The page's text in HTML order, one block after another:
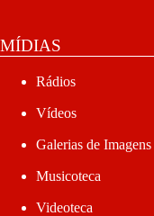
MÍDIAS
Rádios
Vídeos
Galerias de Imagens
Musicoteca
Videoteca